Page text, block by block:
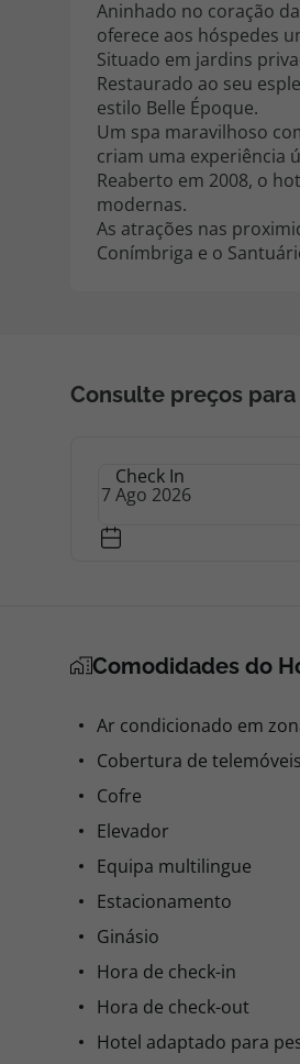
Aninhado no coração
oferece aos hóspedes
Situado em jardins
Restaurado ao seu
estilo Belle Époque.
Um spa maravilhoso
criam uma experiência
Reaberto em 2008, o
modernas.
As atrações nas
Conímbriga e o
Consulte preços
Check In
Comodidades do
Ar condicionado em
Cobertura de telemóveis
Cofre
Elevador
Equipa multilingue
Estacionamento
Ginásio
Hora de check-in
Hora de check-out
Hotel adaptado para